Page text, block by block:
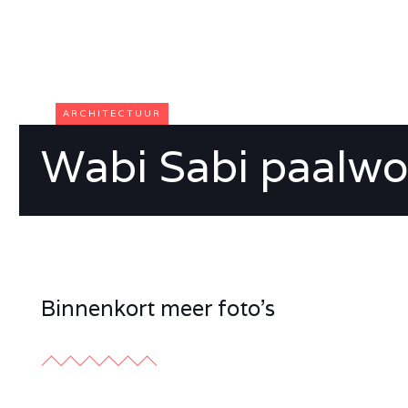
ARCHITECTUUR
Wabi Sabi
Binnenkort meer foto's